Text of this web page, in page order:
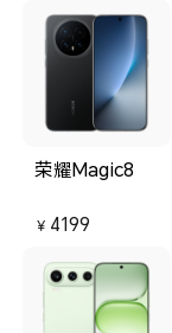
荣耀Magic8
￥ 4199